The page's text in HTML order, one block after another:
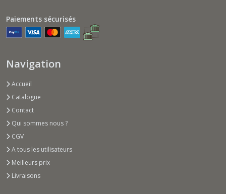
Paiements sécurisés
Navigation
Accueil
Catalogue
Contact
Qui sommes nous ?
CGV
A tous les utilisateurs
Meilleurs prix
Livraisons